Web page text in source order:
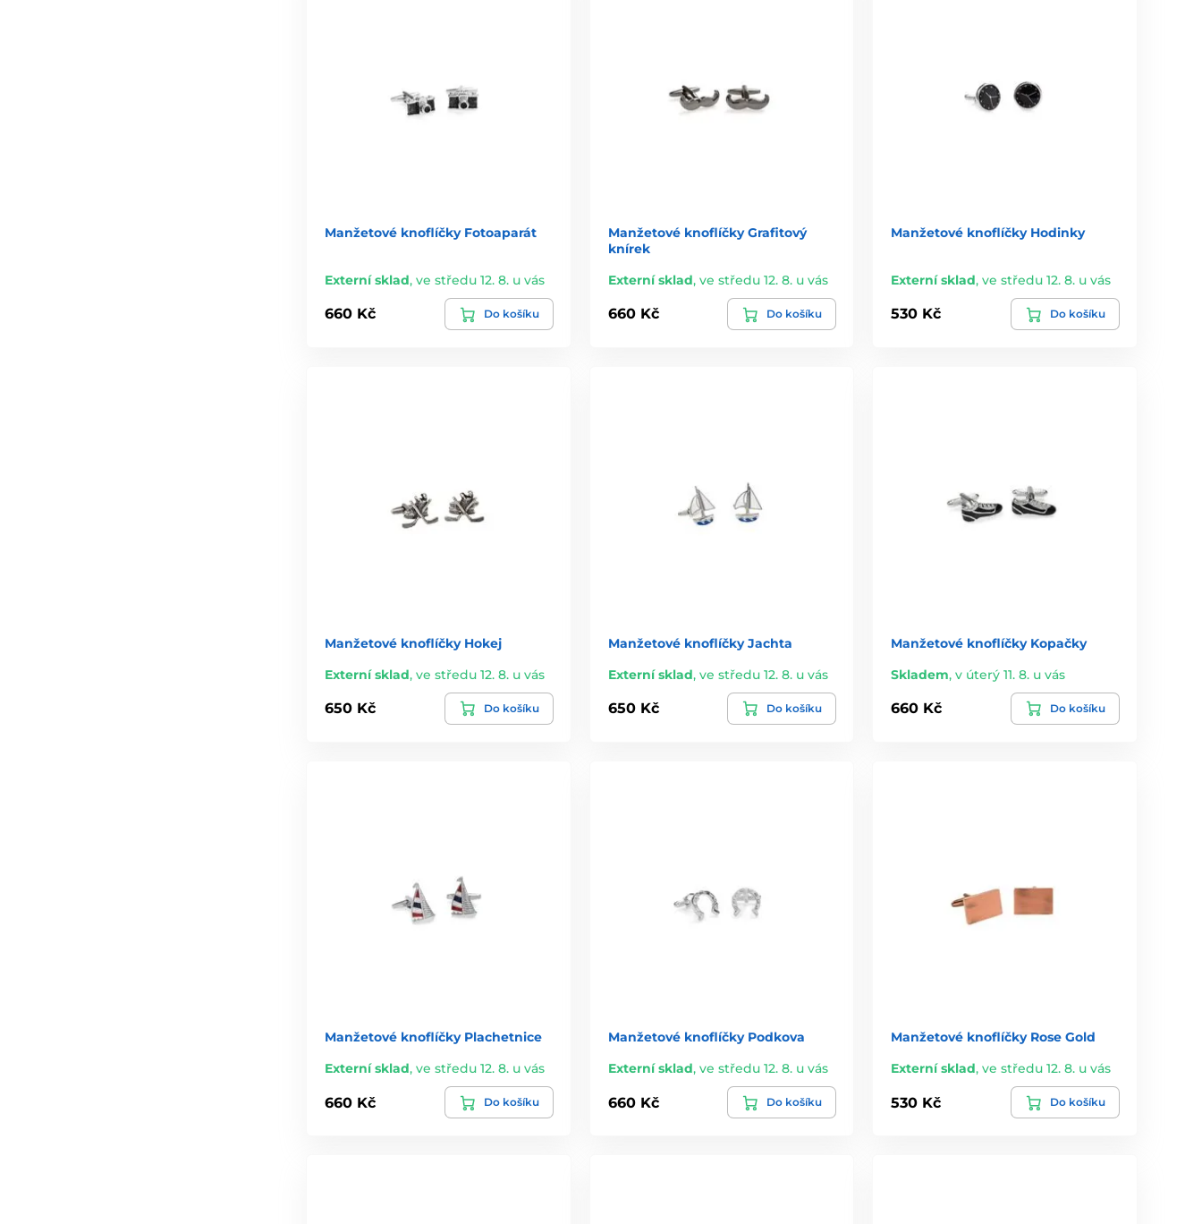
Manžetové knoflíčky Fotoaparát
Externí sklad, ve středu 12. 8. u vás
660 Kč Do košíku
Manžetové knoflíčky Grafitový
knírek
Externí sklad, ve středu 12. 8. u vás
660 Kč Do košíku
Manžetové knoflíčky Hodinky
Externí sklad,ve středu 12. 8. u vás
530 Kč Do košíku
Manžetové knoflíčky Hokej
Externí sklad, ve středu 12. 8. u vás
650 Kč Do košíku
Manžetové knoflíčky Jachta
Externí sklad, ve středu 12. 8. u vás
650 Kč Do košíku
Manžetové knoflíčky Kopačky
Skladem,v úterý 11. 8. u vás
660 Kč Do košíku
Manžetové knoflíčky Plachetnice
Externí sklad, ve středu 12. 8. u vás
660 Kč Do košíku
Manžetové knoflíčky Podkova
Externí sklad, ve středu 12. 8. u vás
660 Kč Do košíku
Manžetové knoflíčky Rose Gold
Externí sklad,ve středu 12. 8. u vás
530 Kč Do košíku